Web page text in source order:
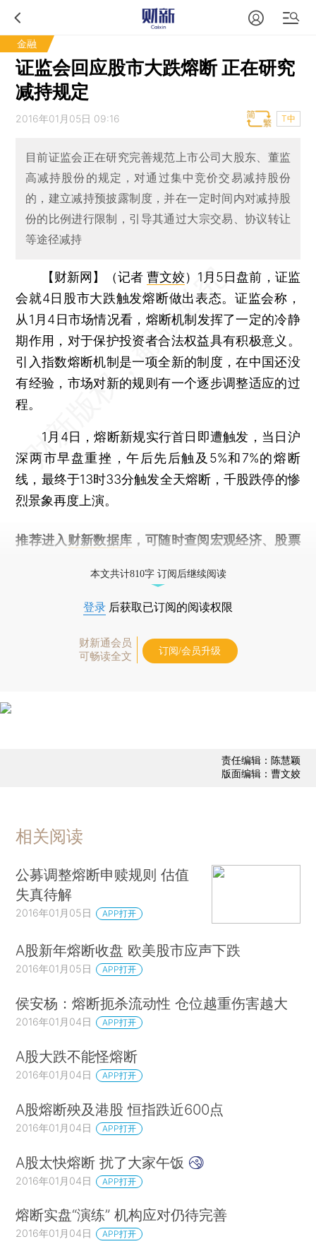
金融
证监会回应股市大跌熔断 正在研究
减持规定
2016年01月05日 09:16 T中
目前证监会正在研究完善规范上市公司大股东、董监
高减持股份的规定，对通过集中竞价交易减持股份
的，建立减持预披露制度，并在一定时间内对减持股
份的比例进行限制，引导其通过大宗交易、协议转让
等途径减持
【财新网】（记者 曹文姣） 1月5日盘前，证监
会就4日股市大跌触发熔断做出表态。证监会称，
从1月4日市场情况看，熔断机制发挥了一定的冷静
期作用，对于保护投资者合法权益具有积极意义。
引入指数熔断机制是一项全新的制度，在中国还没
有经验，市场对新的规则有一个逐步调整适应的过
程。
1月4日，熔断新规实行首日即遭触发，当日沪
深两市早盘重挫，午后先后触及5%和7%的熔断
线，最终于13时33分触发全天熔断，千股跌停的惨
烈景象再度上演。
推荐进入 财新数据库 ，可随时查阅宏观经济、股票
本文共计810字 订阅后继续阅读
登录 后获取已订阅的阅读权限
财新通会员
可畅读全文
订阅/会员升级
责任编辑：陈慧颖
版面编辑：曹文姣
相关阅读
公募调整熔断申赎规则 估值
失真待解
2016年01月05日 APP打开
A股新年熔断收盘 欧美股市应声下跌
2016年01月05日 APP打开
侯安杨：熔断扼杀流动性 仓位越重伤害越大
2016年01月04日 APP打开
A股大跌不能怪熔断
2016年01月04日 APP打开
A股熔断殃及港股 恒指跌近600点
2016年01月04日 APP打开
A股太快熔断 扰了大家午饭
2016年01月04日 APP打开
熔断实盘“演练” 机构应对仍待完善
2016年01月04日 APP打开